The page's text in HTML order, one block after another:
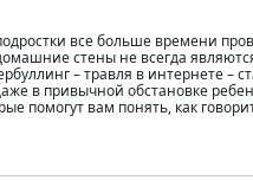
все больше времени
стены не всегда
– травля в интернете –
в привычной обстановке
помогут вам понять, как